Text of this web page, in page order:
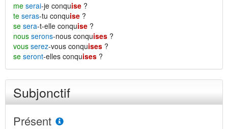
me serai-je conquise ?
te seras-tu conquise ?
se sera-t-elle conquise ?
nous serons-nous conquises ?
vous serez-vous conquises ?
se seront-elles conquises ?
Subjonctif
Présent